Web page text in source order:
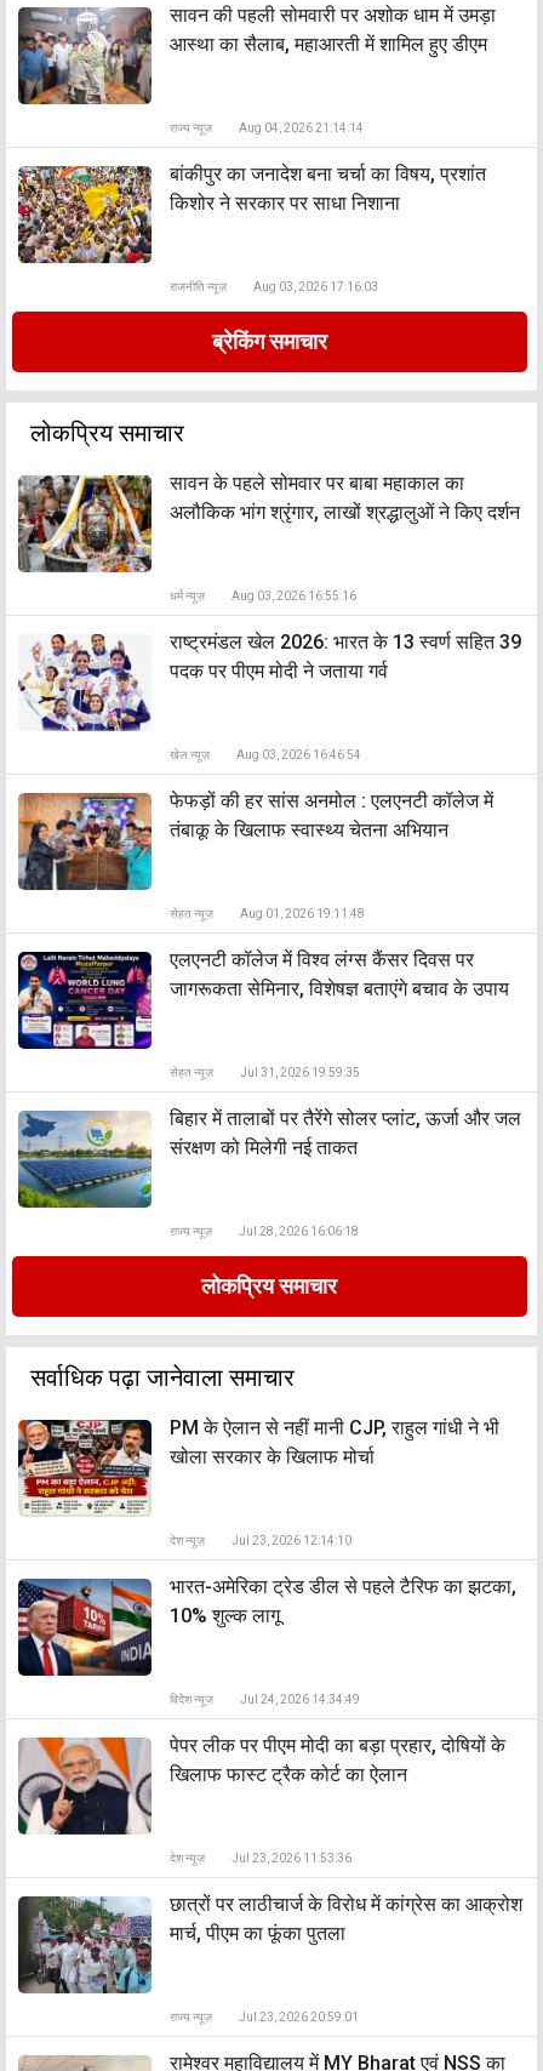
सावन की पहली सोमवारी पर अशोक धाम में उमड़ा
आस्था का सैलाब, महाआरती में शामिल हुए डीएम
राज्य न्यूज़ Aug 04, 2026 21:14:14
बांकीपुर का जनादेश बना चर्चा का विषय, प्रशांत
किशोर ने सरकार पर साधा निशाना
राजनीति न्यूज़ Aug 03, 2026 17:16:03
ब्रेकिंग समाचार
लोकप्रिय समाचार
सावन के पहले सोमवार पर बाबा महाकाल का
अलौकिक भांग श्रृंगार, लाखों श्रद्धालुओं ने किए दर्शन
धर्म न्यूज़ Aug 03, 2026 16:55:16
राष्ट्रमंडल खेल 2026: भारत के 13 स्वर्ण सहित 39
पदक पर पीएम मोदी ने जताया गर्व
खेल न्यूज़ Aug 03, 2026 16:46:54
फेफड़ों की हर सांस अनमोल : एलएनटी कॉलेज में
तंबाकू के खिलाफ स्वास्थ्य चेतना अभियान
सेहत न्यूज़ Aug 01, 2026 19:11:48
एलएनटी कॉलेज में विश्व लंग्स कैंसर दिवस पर
जागरूकता सेमिनार, विशेषज्ञ बताएंगे बचाव के उपाय
सेहत न्यूज़ Jul 31, 2026 19:59:35
बिहार में तालाबों पर तैरेंगे सोलर प्लांट, ऊर्जा और जल
संरक्षण को मिलेगी नई ताकत
राज्य न्यूज़ Jul 28, 2026 16:06:18
लोकप्रिय समाचार
सर्वाधिक पढ़ा जानेवाला समाचार
PM के ऐलान से नहीं मानी CJP, राहुल गांधी ने भी
खोला सरकार के खिलाफ मोर्चा
देश न्यूज़ Jul 23, 2026 12:14:10
भारत-अमेरिका ट्रेड डील से पहले टैरिफ का झटका,
10% शुल्क लागू
विदेश न्यूज़ Jul 24, 2026 14:34:49
पेपर लीक पर पीएम मोदी का बड़ा प्रहार, दोषियों के
खिलाफ फास्ट ट्रैक कोर्ट का ऐलान
देश न्यूज़ Jul 23, 2026 11:53:36
छात्रों पर लाठीचार्ज के विरोध में कांग्रेस का आक्रोश
मार्च, पीएम का फूंका पुतला
राज्य न्यूज़ Jul 23, 2026 20:59:01
रामेश्वर महाविद्यालय में MY Bharat एवं NSS का